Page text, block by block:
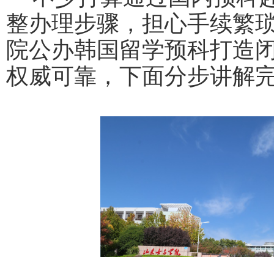
整办理步骤，担心手续繁
院公办韩国留学预科打造
权威可靠，下面分步讲解